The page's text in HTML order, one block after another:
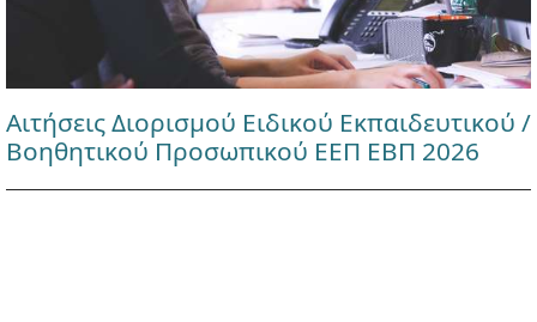
Αιτήσεις Διορισμού Ειδικού Εκπαιδευτικού /
Βοηθητικού Προσωπικού ΕΕΠ ΕΒΠ 2026